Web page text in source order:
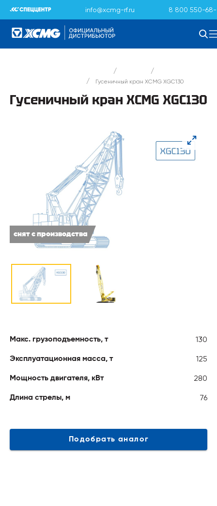
info@xcmg-rf.ru 8 800 550-68-
/ /
/ Гусеничный кран XCMG XGC130
Гусеничный кран XCMG XGC130
снят с производства
Макс. грузоподъемность, т 130
Эксплуатационная масса, т 125
Мощность двигателя, кВт 280
Длина стрелы, м 76
Подобрать аналог